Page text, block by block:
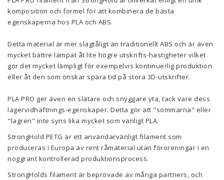
komposition och formel för att kombinera de bästa
egenskaperna hos PLA och ABS.
Detta material är mer slagtåligt än traditionellt ABS och är även
mycket bättre lämpat åt lite högre utskrifts-hastigheter vilket
gör det mycket lämpligt för exempelvis kontinuerlig produktion
eller åt den som önskar spara tid på stora 3D-utskrifter.
PLA PRO ger även en slätare och snyggare yta, tack vare dess
lagervidhäftnings-egenskaper. Detta gör att "sömmarna" eller
"lagren" inte syns lika mycket som vanligt PLA.
StrongHold PETG är ett användarvänligt filament som
produceras i Europa av rent råmaterial utan föroreningar i en
noggrant kontrollerad produktionsprocess.
StrongHolds filament är beprövade av många partners, och